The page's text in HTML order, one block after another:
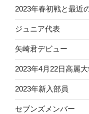
2023年春初戦と最近
ジュニア代表
矢崎君デビュー
2023年4月22日高麗
2023年新入部員
セブンズメンバー